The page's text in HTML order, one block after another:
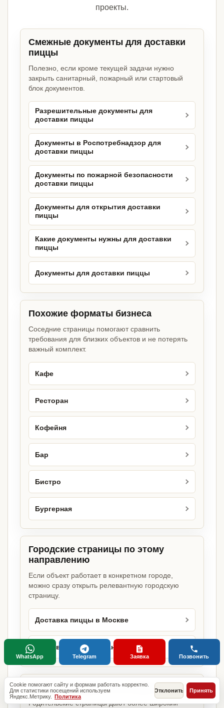
проекты.
Смежные документы для доставки
пиццы
Полезно, если кроме текущей задачи нужно
закрыть санитарный, пожарный или стартовый
блок документов.
Разрешительные документы для
доставки пиццы
Документы в Роспотребнадзор для
доставки пиццы
Документы по пожарной безопасности
доставки пиццы
Документы для открытия доставки
пиццы
Какие документы нужны для доставки
пиццы
Документы для доставки пиццы
Похожие форматы бизнеса
Соседние страницы помогают сравнить
требования для близких объектов и не потерять
важный комплект.
Кафе
Ресторан
Кофейня
Бар
Бистро
Бургерная
Городские страницы по этому
направлению
Если объект работает в конкретном городе,
можно сразу открыть релевантную городскую
страницу.
Доставка пиццы в Москве
Доставка пиццы в Санкт-Петербурге
Базовые разделы по этому запросу
Родительские страницы дают более широкий
Cookie помогают сайту и формам работать корректно.
Для статистики посещений используем
Яндекс.Метрику. Политика
Отклонить Принять
WhatsApp Telegram Заявка Позвонить